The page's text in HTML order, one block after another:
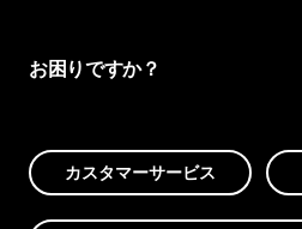
お困りですか？
カスタマーサービス